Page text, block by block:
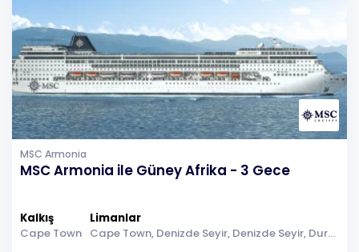
MSC Armonia
MSC Armonia ile Güney Afrika - 3 Gece
Kalkış
Cape Town
Limanlar
Cape Town, Denizde Seyir, Denizde Seyir, Durban